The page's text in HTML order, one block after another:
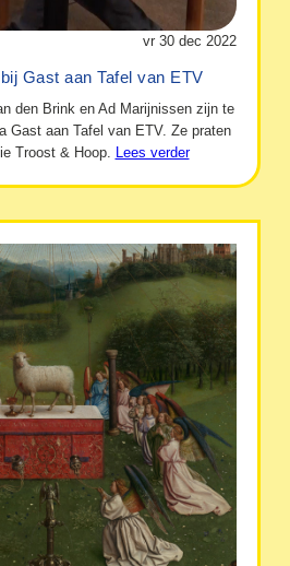
vr 30 dec 2022
Gast aan Tafel van ETV
den Brink en Ad Marijnissen zijn te
Gast aan Tafel van ETV. Ze praten
Troost & Hoop. Lees verder